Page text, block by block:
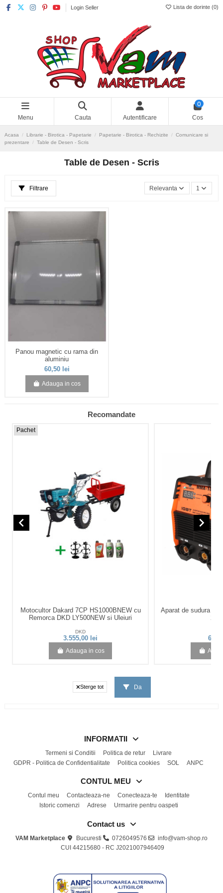
Login Seller Lista de dorinte (0)
Menu Cauta Autentificare
0
Cos
Acasa Librarie - Birotica - Papetarie Papetarie - Birotica - Rechizite
Comunicare si
prezentare
Table de Desen - Scris
Table de Desen - Scris
Filtrare Relevanta 1
Panou magnetic cu rama din
aluminiu
60,50 lei
Adauga in cos
Recomandate
Pachet
Motocultor Dakard 7CP HS1000BNEW cu
Remorca DKD LY500NEW si Uleiuri
DKD
3.555,00 lei
Adauga in cos
Aparat de sudura
navigate_before navigate_next
Sterge tot Da
INFORMATII
Termeni si Conditii Politica de retur
Livrare
GDPR - Politica de Confidentialitate
Politica cookies SOL ANPC
CONTUL MEU
Contul meu Contacteaza-ne Conecteaza-te
Identitate
Istoric comenzi
Adrese Urmarire pentru oaspeti
Contact us
VAM Marketplace Bucuresti 0726049576
info@vam-shop.ro
CUI 44215680 - RC J2021007946409